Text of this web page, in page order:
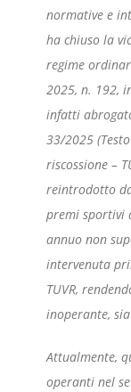
normative e
ha chiuso la
regime
2025, n. 192,
infatti
33/2025
riscossione –
reintrodotto
premi sportivi
annuo non
intervenuta
TUVR,
inoperante,
Attualmente,
operanti nel